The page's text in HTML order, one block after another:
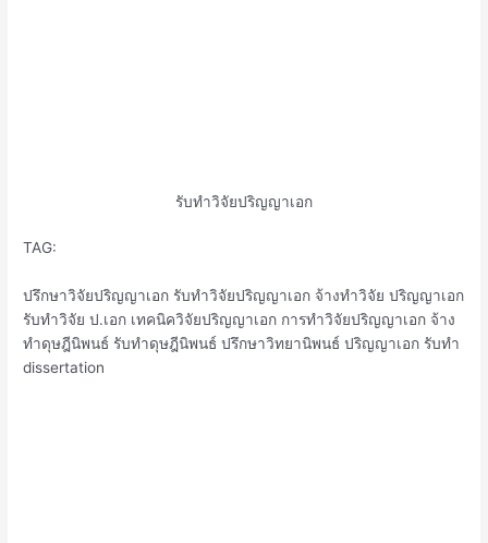
รับทำวิจัยปริญญาเอก
TAG:
ปรึกษาวิจัยปริญญาเอก รับทำวิจัยปริญญาเอก จ้างทำวิจัย ปริญญาเอก
รับทำวิจัย ป.เอก เทคนิควิจัยปริญญาเอก การทำวิจัยปริญญาเอก จ้าง
ทำดุษฎีนิพนธ์ รับทำดุษฎีนิพนธ์ ปรึกษาวิทยานิพนธ์ ปริญญาเอก รับทำ
dissertation